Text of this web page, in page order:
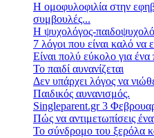
Η ομοφυλοφιλία στην
συμβουλές...
Η ψυχολόγος-
7 λόγοι που είναι καλό να
Είναι πολύ εύκολο για ένα
Το παιδί αυνανίζεται
Δεν υπάρχει λόγος να
Παιδικός αυνανισμός.
Singleparent.gr 3
Πώς να αντιμετωπίσεις
Το σύνδρομο του ξερόλα